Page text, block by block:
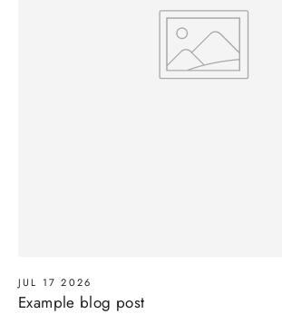
JUL 17 2026
Example blog post